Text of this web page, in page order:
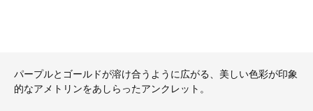
パープルとゴールドが溶け合うように広がる、美しい色彩が印象
的なアメトリンをあしらったアンクレット。